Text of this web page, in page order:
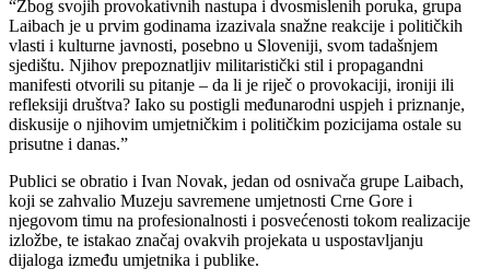
“Zbog svojih provokativnih nastupa i dvosmislenih poruka, grupa
Laibach je u prvim godinama izazivala snažne reakcije i političkih
vlasti i kulturne javnosti, posebno u Sloveniji, svom tadašnjem
sjedištu. Njihov prepoznatljiv militaristički stil i propagandni
manifesti otvorili su pitanje – da li je riječ o provokaciji, ironiji ili
refleksiji društva? Iako su postigli međunarodni uspjeh i priznanje,
diskusije o njihovim umjetničkim i političkim pozicijama ostale su
prisutne i danas.”
Publici se obratio i Ivan Novak, jedan od osnivača grupe Laibach,
koji se zahvalio Muzeju savremene umjetnosti Crne Gore i
njegovom timu na profesionalnosti i posvećenosti tokom realizacije
izložbe, te istakao značaj ovakvih projekata u uspostavljanju
dijaloga između umjetnika i publike.